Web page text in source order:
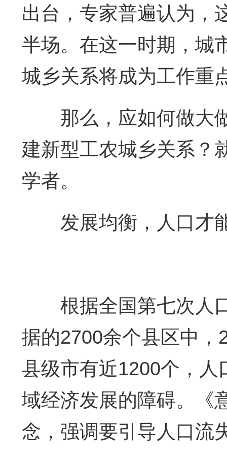
出台，专家普遍认为，
半场。在这一时期，城
城乡关系将成为工作重
那么，应如何做大做
建新型工农城乡关系？
学者。
发展均衡，人口才
根据全国第七次人口
据的2700余个县区中，
县级市有近1200个，
域经济发展的障碍。《
念，强调要引导人口流